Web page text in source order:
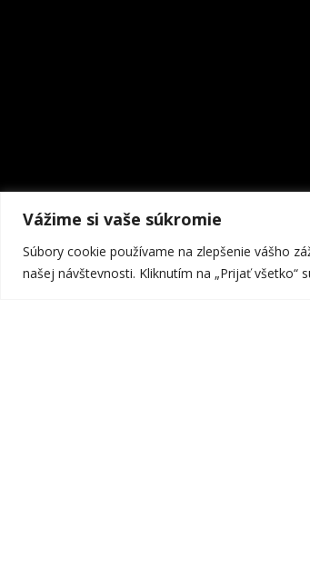
Vážime si vaše súkromie
Súbory cookie používame na zlepšenie vášho
našej návštevnosti. Kliknutím na „Prijať všetko“